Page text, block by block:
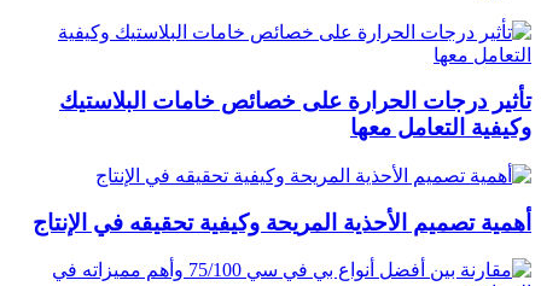
تأثير درجات الحرارة على خصائص خامات البلاستيك
وكيفية التعامل معها
أهمية تصميم الأحذية المريحة وكيفية تحقيقه في الإنتاج